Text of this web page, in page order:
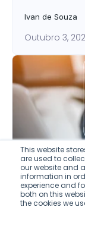
This website
are used to
our website and
information in
experience and
both on this
the cookies we
Ivan de Souza
Outubro 3,